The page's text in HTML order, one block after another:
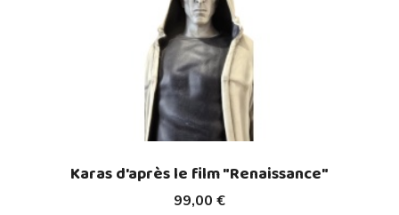
99,00 €
Karas d'après le film "Renaissance"